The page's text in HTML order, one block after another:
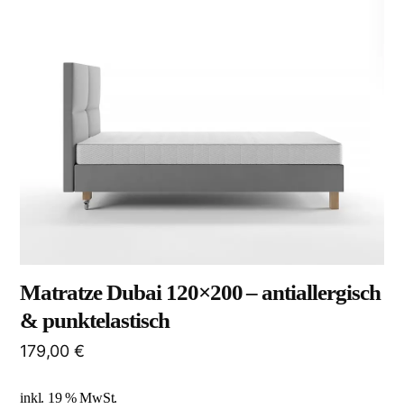
Matratze Dubai 120×200 – antiallergisch
& punktelastisch
179,00 €
inkl. 19 % MwSt.